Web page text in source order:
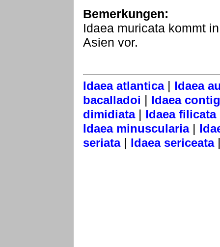
Bemerkungen:
Idaea muricata kommt
Asien vor.
Idaea atlantica| Idaea
bacalladoi | Idaea
dimidiata| Idaea filicata
Idaea minuscularia|
seriata| Idaea sericeata